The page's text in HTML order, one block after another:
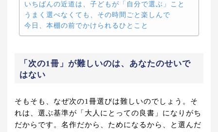
いちばんの近道は、子どもが「自分で選ぶ」こと
うまく選べなくても、その時間ごと楽しんで
今日、本棚の前でかけられるひとこと
「次の1冊」が難しいのは、あなたのせいで
はない
そもそも、なぜ次の1冊選びは難しいのでしょう。そ
れは、選ぶ基準が「大人にとっての良書」になりがち
だからです。名作だから、ためになるから、と選んだ